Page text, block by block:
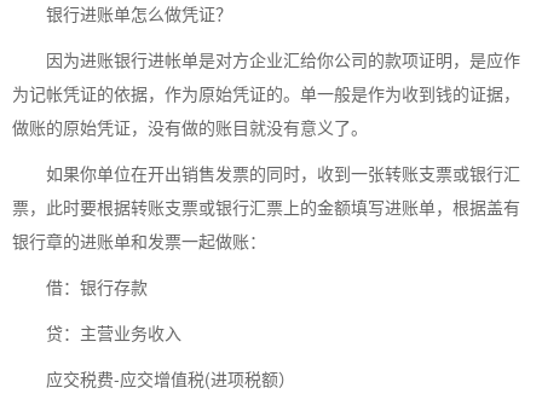
银行进账单怎么做凭证？
因为进账银行进帐单是对方企业汇给你公司的款项证明，是应作
为记帐凭证的依据，作为原始凭证的。单一般是作为收到钱的证据，
做账的原始凭证，没有做的账目就没有意义了。
如果你单位在开出销售发票的同时，收到一张转账支票或银行汇
票，此时要根据转账支票或银行汇票上的金额填写进账单，根据盖有
银行章的进账单和发票一起做账：
借：银行存款
贷：主营业务收入
应交税费-应交增值税(进项税额）